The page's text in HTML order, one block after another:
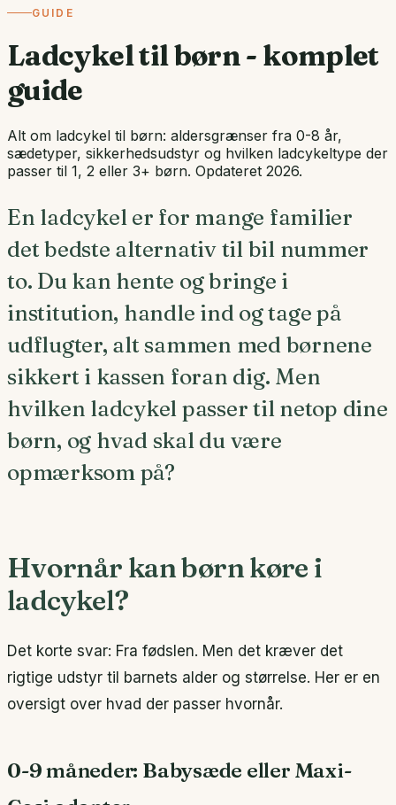
GUIDE
Ladcykel til børn - komplet
guide
Alt om ladcykel til børn: aldersgrænser fra 0-8 år,
sædetyper, sikkerhedsudstyr og hvilken ladcykeltype der
passer til 1, 2 eller 3+ børn. Opdateret 2026.
En ladcykel er for mange familier
det bedste alternativ til bil nummer
to. Du kan hente og bringe i
institution, handle ind og tage på
udflugter, alt sammen med børnene
sikkert i kassen foran dig. Men
hvilken ladcykel passer til netop dine
børn, og hvad skal du være
opmærksom på?
Hvornår kan børn køre i
ladcykel?
Det korte svar: Fra fødslen. Men det kræver det
rigtige udstyr til barnets alder og størrelse. Her er en
oversigt over hvad der passer hvornår.
0-9 måneder: Babysæde eller Maxi-